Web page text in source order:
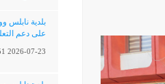
بلدية نابلس
على دعم
2026-07-23 08:14:51